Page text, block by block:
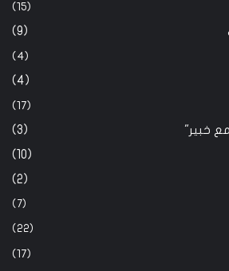
(15)
(9)
(4)
(4)
(17)
خبير"
(3)
(10)
(2)
(7)
(22)
(17)